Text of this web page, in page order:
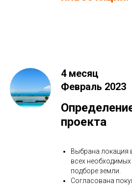
4 месяц
Февраль 2023
проекта
Выбрана локация
всех
подборе земли.
Согласована